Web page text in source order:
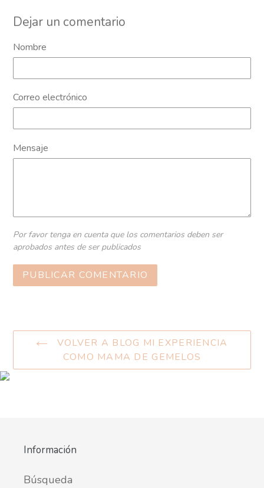
Dejar un comentario
Nombre
Correo electrónico
Mensaje
Por favor tenga en cuenta que los comentarios deben ser
aprobados antes de ser publicados
VOLVER A BLOG MI EXPERIENCIA
COMO MAMA DE GEMELOS
Información
Búsqueda